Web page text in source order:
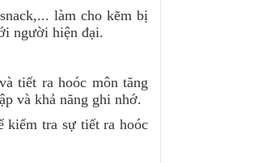
làm cho kẽm bị
người hiện đại.
tiết ra hoóc môn tăng
và khả năng ghi nhớ.
tra sự tiết ra hoóc